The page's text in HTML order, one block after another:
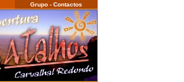
Grupo - Contactos